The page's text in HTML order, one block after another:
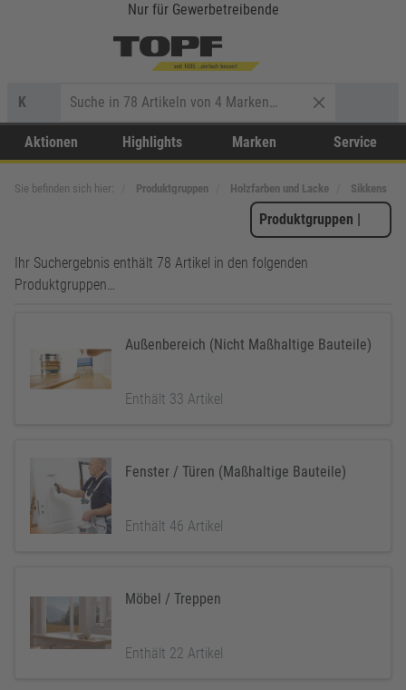
Nur für Gewerbetreibende
K
Aktionen Highlights Marken Service
Sie befinden sich hier: Produktgruppen Holzfarben und Lacke Sikkens
Produktgruppen |
Ihr Suchergebnis enthält 78 Artikel in den folgenden
Produktgruppen…
Außenbereich (Nicht Maßhaltige Bauteile)
Enthält 33 Artikel
Fenster / Türen (Maßhaltige Bauteile)
Enthält 46 Artikel
Möbel / Treppen
Enthält 22 Artikel